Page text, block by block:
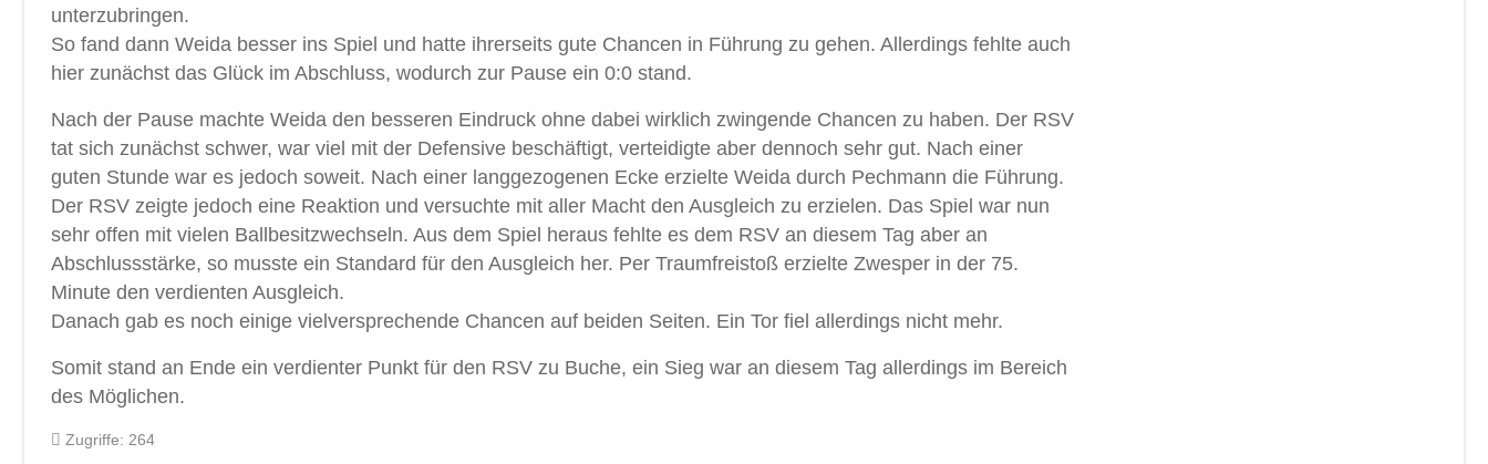
unterzubringen.
So fand dann Weida besser ins Spiel und hatte ihrerseits gute Chancen in Führung zu gehen. Allerdings fehlte auch
hier zunächst das Glück im Abschluss, wodurch zur Pause ein 0:0 stand.
Nach der Pause machte Weida den besseren Eindruck ohne dabei wirklich zwingende Chancen zu haben. Der RSV
tat sich zunächst schwer, war viel mit der Defensive beschäftigt, verteidigte aber dennoch sehr gut. Nach einer
guten Stunde war es jedoch soweit. Nach einer langgezogenen Ecke erzielte Weida durch Pechmann die Führung.
Der RSV zeigte jedoch eine Reaktion und versuchte mit aller Macht den Ausgleich zu erzielen. Das Spiel war nun
sehr offen mit vielen Ballbesitzwechseln. Aus dem Spiel heraus fehlte es dem RSV an diesem Tag aber an
Abschlussstärke, so musste ein Standard für den Ausgleich her. Per Traumfreistoß erzielte Zwesper in der 75.
Minute den verdienten Ausgleich.
Danach gab es noch einige vielversprechende Chancen auf beiden Seiten. Ein Tor fiel allerdings nicht mehr.
Somit stand an Ende ein verdienter Punkt für den RSV zu Buche, ein Sieg war an diesem Tag allerdings im Bereich
des Möglichen.
Zugriffe: 264